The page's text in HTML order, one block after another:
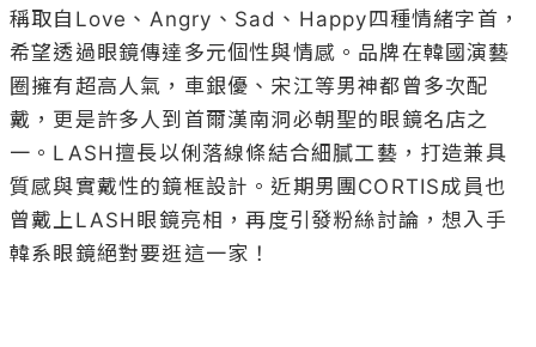
稱取自Love、Angry、Sad、Happy四種情緒字首，
希望透過眼鏡傳達多元個性與情感。品牌在韓國演藝
圈擁有超高人氣，車銀優、宋江等男神都曾多次配
戴，更是許多人到首爾漢南洞必朝聖的眼鏡名店之
一。LASH擅長以俐落線條結合細膩工藝，打造兼具
質感與實戴性的鏡框設計。近期男團CORTIS成員也
曾戴上LASH眼鏡亮相，再度引發粉絲討論，想入手
韓系眼鏡絕對要逛這一家！